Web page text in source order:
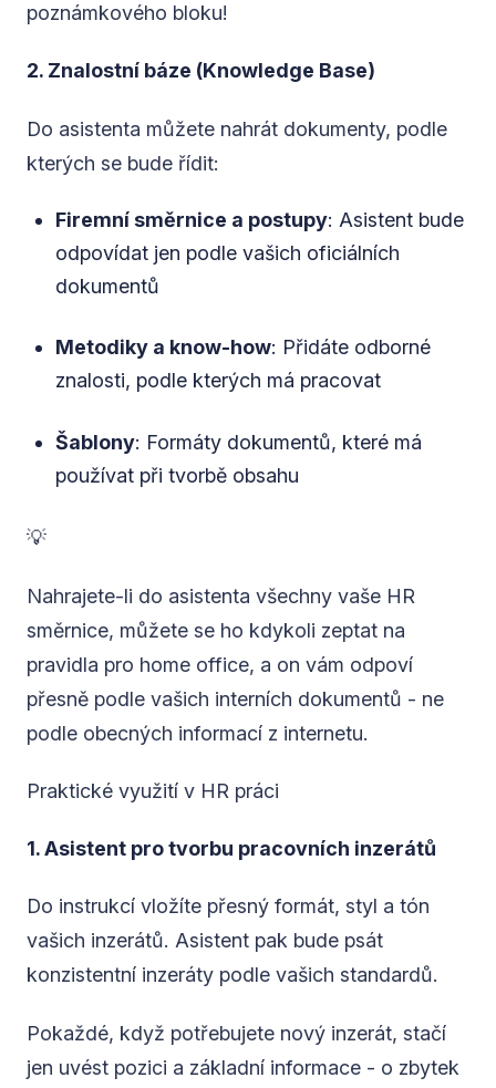
poznámkového bloku!
2. Znalostní báze (Knowledge Base)
Do asistenta můžete nahrát dokumenty, podle
kterých se bude řídit:
Firemní směrnice a postupy: Asistent bude
odpovídat jen podle vašich oficiálních
dokumentů
Metodiky a know-how: Přidáte odborné
znalosti, podle kterých má pracovat
Šablony: Formáty dokumentů, které má
používat při tvorbě obsahu
💡
Nahrajete-li do asistenta všechny vaše HR
směrnice, můžete se ho kdykoli zeptat na
pravidla pro home office, a on vám odpoví
přesně podle vašich interních dokumentů - ne
podle obecných informací z internetu.
Praktické využití v HR práci
1. Asistent pro tvorbu pracovních inzerátů
Do instrukcí vložíte přesný formát, styl a tón
vašich inzerátů. Asistent pak bude psát
konzistentní inzeráty podle vašich standardů.
Pokaždé, když potřebujete nový inzerát, stačí
jen uvést pozici a základní informace - o zbytek